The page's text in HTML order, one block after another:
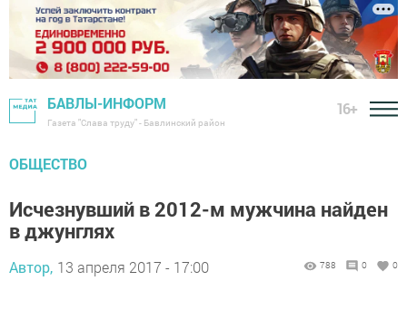
БАВЛЫ-ИНФОРМ
Газета "Слава труду" - Бавлинский район
16+
ОБЩЕСТВО
Исчезнувший в 2012-м мужчина найден
в джунглях
Автор, 13 апреля 2017 - 17:00 788 0 0